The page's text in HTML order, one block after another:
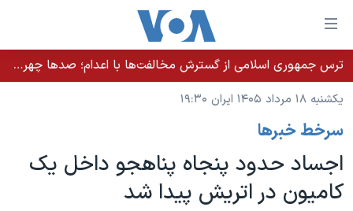
لینکهای
قابل
دسترسی
جهش
محتوای
اصلی
جهش
خانه
نسخه سبک وب‌سایت
موضوع ها
ایران
آمریکا
برنامه های تلویزیونی
جدول برنامه ها
ترس جمهوری اسلامی از گسترش مخالفت‌ها با اعدام؛ صدها چهره شناخته‌شده به دادسرا احضار شدند
یکشنبه ۱۸ مرداد ۱۴۰۵ ایران ۱۹:۳۰
سرخط خبرها
اجساد حدود پنجاه پناهجو داخل یک
کامیون در اتریش پیدا شد